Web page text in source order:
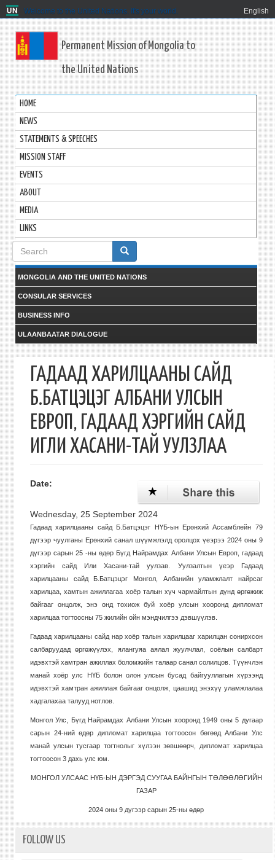
Welcome to the United Nations. It's your world. English
Permanent Mission of Mongolia to
the United Nations
HOME
NEWS
STATEMENTS & SPEECHES
MISSION STAFF
EVENTS
ABOUT
MEDIA
LINKS
Search
form
MONGOLIA AND THE UNITED NATIONS
CONSULAR SERVICES
BUSINESS INFO
ULAANBAATAR DIALOGUE
ГАДААД ХАРИЛЦААНЫ САЙД
Б.БАТЦЭЦЭГ АЛБАНИ УЛСЫН
ЕВРОП, ГАДААД ХЭРГИЙН САЙД
ИГЛИ ХАСАНИ-ТАЙ УУЛЗЛАА
Date:
Wednesday, 25 September 2024
Гадаад харилцааны сайд Б.Батцэцэг НҮБ-ын Ерөнхий Ассамблейн 79
дүгээр чуулганы Ерөнхий санал шүүмжлэлд оролцох үеэрээ 2024 оны 9
дүгээр сарын 25 -ны өдөр Бүгд Найрамдах Албани Улсын Европ, гадаад
хэргийн сайд Или Хасани-тай уулзав. Уулзалтын үеэр Гадаад
харилцааны сайд Б.Батцэцэг Монгол, Албанийн уламжлалт найрсаг
харилцаа, хамтын ажиллагаа хоёр талын хүч чармайлтын дүнд өргөжиж
байгааг онцолж, энэ онд тохиож буй хоёр улсын хооронд дипломат
харилцаа тогтоосны 75 жилийн ойн мэндчилгээ дэвшүүлэв.
Гадаад харилцааны сайд нар хоёр талын харилцааг харилцан сонирхсон
салбаруудад өргөжүүлэх, ялангуяа аялал жуулчлал, соёлын салбарт
идэвхтэй хамтран ажиллах боломжийн талаар санал солилцов. Түүнчлэн
манай хоёр улс НҮБ болон олон улсын бусад байгууллагын хүрээнд
идэвхтэй хамтран ажиллаж байгааг онцолж, цаашид энэхүү уламжлалаа
хадгалахаа талууд нотлов.
Монгол Улс, Бүгд Найрамдах Албани Улсын хооронд 1949 оны 5 дугаар
сарын 24-ний өдөр дипломат харилцаа тогтоосон бөгөөд Албани Улс
манай улсын тусгаар тогтнолыг хүлээн зөвшөөрч, дипломат харилцаа
тогтоосон 3 дахь улс юм.
МОНГОЛ УЛСААС НҮБ-ЫН ДЭРГЭД СУУГАА БАЙНГЫН ТӨЛӨӨЛӨГИЙН
ГАЗАР
2024 оны 9 дүгээр сарын 25-ны өдөр
FOLLOW US